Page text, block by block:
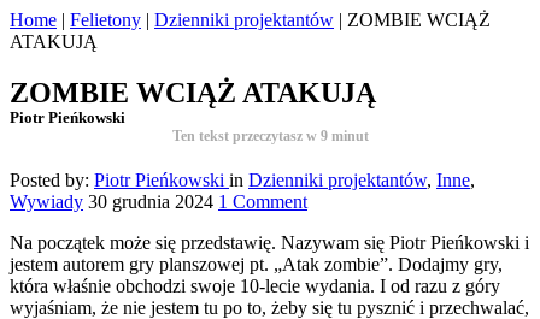
Home | Felietony | Dzienniki projektantów | ZOMBIE WCIĄŻ
ATAKUJĄ
ZOMBIE WCIĄŻ ATAKUJĄ
Piotr Pieńkowski
Ten tekst przeczytasz w 9 minut
Posted by: Piotr Pieńkowski in Dzienniki projektantów, Inne,
Wywiady 30 grudnia 2024 1 Comment
Na początek może się przedstawię. Nazywam się Piotr Pieńkowski i
jestem autorem gry planszowej pt. „Atak zombie”. Dodajmy gry,
która właśnie obchodzi swoje 10-lecie wydania. I od razu z góry
wyjaśniam, że nie jestem tu po to, żeby się tu pysznić i przechwalać,